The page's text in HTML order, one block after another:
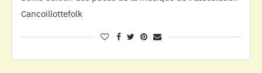
Cancoillottefolk